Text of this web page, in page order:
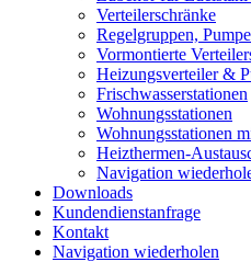
Verteilerschränke
Regelgruppen,
Vormontierte
Heizungsverteiler &
Frischwasserstationen
Wohnungsstationen
Wohnungsstationen
Heizthermen-
Navigation
Downloads
Kundendienstanfrage
Kontakt
Navigation wiederholen